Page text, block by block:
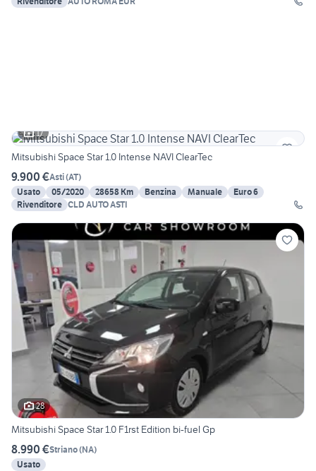
17
Mitsubishi Space Star 1.0 Intense NAVI ClearTec
9.900 €Asti(AT)
Usato
05/2020 28658 Km Benzina Manuale
Euro 6
Rivenditore CLD AUTO ASTI
28
Mitsubishi Space Star 1.0 F1rst Edition bi-fuel Gp
8.990 €Striano(NA)
Usato